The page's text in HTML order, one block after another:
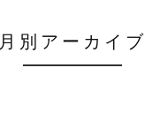
月別アーカイブ